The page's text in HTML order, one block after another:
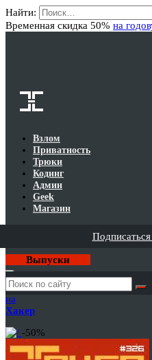
Найти:
Временная скидка 50% на
Взлом
Приватность
Трюки
Кодинг
Админ
Geek
Магазин
Выпуски
Годовая
подписка
на
Хакер
-50%